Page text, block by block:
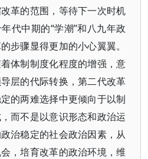
革的范围，等待下一次时机
代中期的“学潮”和八九年政
步骤显得更加的小心翼翼。
体制制度化程度的增强，意
层的代际转换，第二代改革
的两难选择中更倾向于以制
而不是以意识形态和政治运
治稳定的社会政治因素，从
，培育改革的政治环境，维